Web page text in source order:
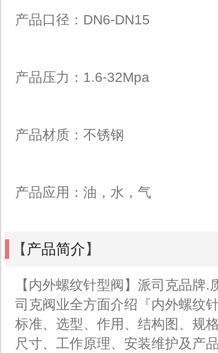
产品口径：DN6-DN15
产品压力：1.6-32Mpa
产品材质：不锈钢
产品应用：油，水，气
【 产品简介】
【内外螺纹针型阀】派司克品牌.
司克阀业全方面介绍『内外螺纹
标准、选型、作用、结构图、规
尺寸、工作原理、安装维护及产